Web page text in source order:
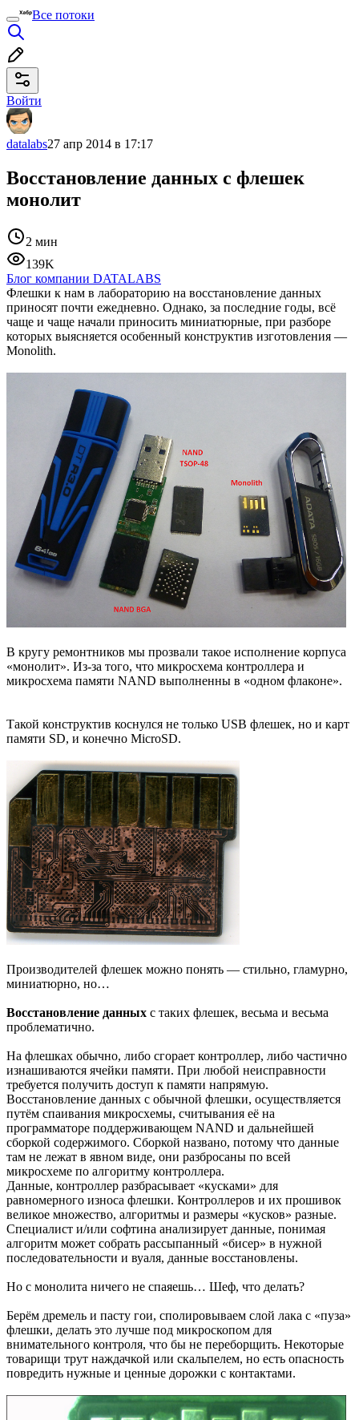
Все потоки
Войти
datalabs27 апр 2014 в 17:17
Восстановление данных с флешек
монолит
2 мин
139K
Блог компании DATALABS
Флешки к нам в лабораторию на восстановление данных
приносят почти ежедневно. Однако, за последние годы, всё
чаще и чаще начали приносить миниатюрные, при разборе
которых выясняется особенный конструктив изготовления —
Monolith.
В кругу ремонтников мы прозвали такое исполнение корпуса
«монолит». Из-за того, что микросхема контроллера и
микросхема памяти NAND выполненны в «одном флаконе».
Такой конструктив коснулся не только USB флешек, но и карт
памяти SD, и конечно MicroSD.
Производителей флешек можно понять — стильно, гламурно,
миниатюрно, но…
Восстановление данных с таких флешек, весьма и весьма
проблематично.
На флешках обычно, либо сгорает контроллер, либо частично
изнашиваются ячейки памяти. При любой неисправности
требуется получить доступ к памяти напрямую.
Восстановление данных с обычной флешки, осуществляется
путём спаивания микросхемы, считывания её на
программаторе поддерживающем NAND и дальнейшей
сборкой содержимого. Сборкой названо, потому что данные
там не лежат в явном виде, они разбросаны по всей
микросхеме по алгоритму контроллера.
Данные, контроллер разбрасывает «кусками» для
равномерного износа флешки. Контроллеров и их прошивок
великое множество, алгоритмы и размеры «кусков» разные.
Специалист и/или софтина анализирует данные, понимая
алгоритм может собрать рассыпанный «бисер» в нужной
последовательности и вуаля, данные восстановлены.
Но с монолита ничего не спаяешь… Шеф, что делать?
Берём дремель и пасту гои, сполировываем слой лака с «пуза»
флешки, делать это лучше под микроскопом для
внимательного контроля, что бы не переборщить. Некоторые
товарищи трут наждачкой или скальпелем, но есть опасность
повредить нужные и ценные дорожки с контактами.